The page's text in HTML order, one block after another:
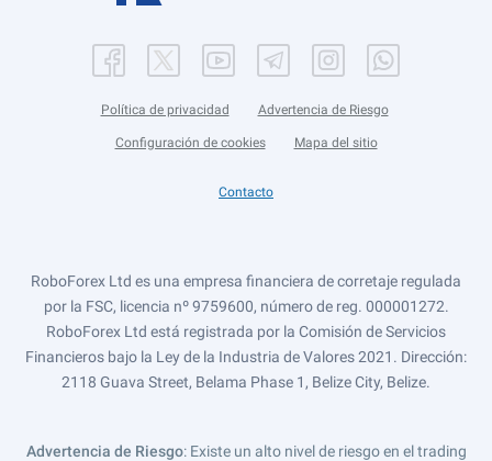
Política de privacidad Advertencia de Riesgo
Configuración de cookies Mapa del sitio
Contacto
RoboForex Ltd es una empresa financiera de corretaje regulada
por la FSC, licencia nº 9759600, número de reg. 000001272.
RoboForex Ltd está registrada por la Comisión de Servicios
Financieros bajo la Ley de la Industria de Valores 2021. Dirección:
2118 Guava Street, Belama Phase 1, Belize City, Belize.
Advertencia de Riesgo: Existe un alto nivel de riesgo en el trading